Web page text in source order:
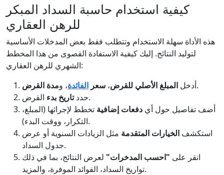
كيفية استخدام حاسبة السداد المبكر
للرهن العقاري
هذه الأداة سهلة الاستخدام وتتطلب فقط بعض المدخلات الأساسية
لتوليد النتائج. إليك كيفية الاستفادة القصوى من هذا المخطط
الشهري للرهن العقاري:
أدخل المبلغ الأصلي للقرض، سعر الفائدة، ومدة القرض
.
حددتاريخ بدء
القرض.
أضف تفاصيل حول أي دفعات إضافية تخطط لإجرائها (المبلغ،
التكرار، ووقت البدء).
استكشف الخيارات المتقدمة مثل الزيادات السنوية أو عرض
جدول السداد.
انقر على "احسب المدخرات" لعرض النتائج، بما في ذلك
تواريخ السداد، الفوائد الموفرة، والمزيد.